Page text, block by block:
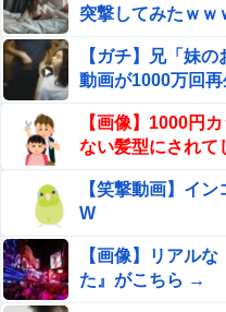
突撃してみたｗｗ
【ガチ】兄「妹
動画が1000万回
【画像】1000円
ない髪型にされ
【笑撃動画】イ
W
【画像】リアル
た』がこちら →